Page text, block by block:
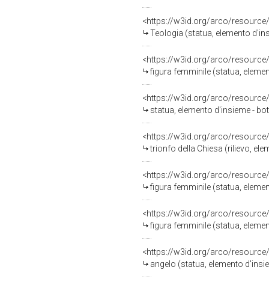
<https://w3id.org/arco/
Teologia (statua, elemento
<https://w3id.org/arco/
figura femminile (statua,
<https://w3id.org/arco/
statua, elemento d'insieme -
<https://w3id.org/arco/
trionfo della Chiesa (rilievo,
<https://w3id.org/arco/
figura femminile (statua,
<https://w3id.org/arco/
figura femminile (statua,
<https://w3id.org/arco/
angelo (statua, elemento